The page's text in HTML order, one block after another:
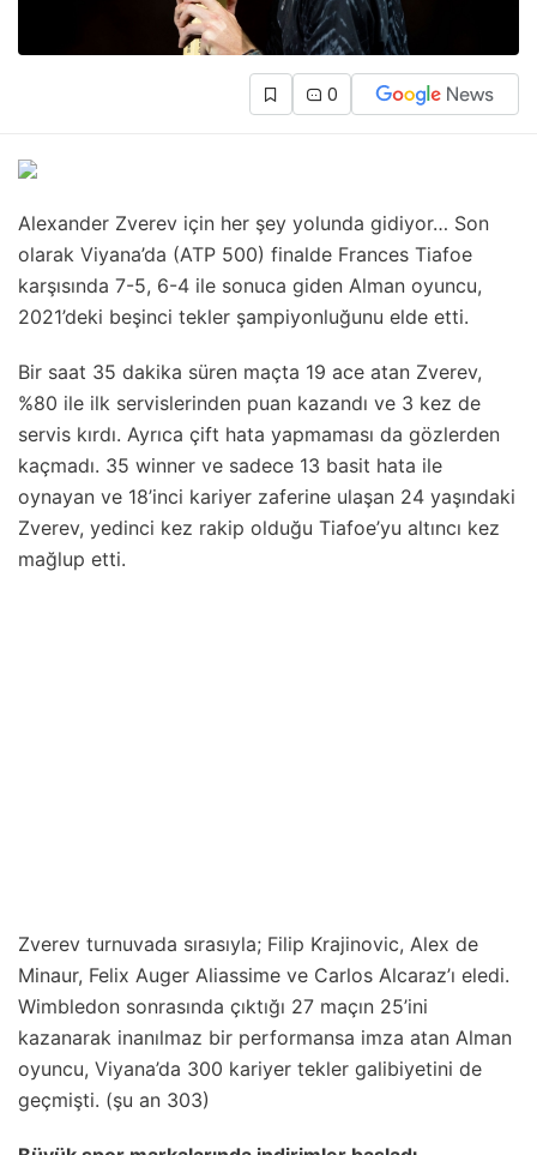
0
Alexander Zverev için her şey yolunda gidiyor… Son
olarak Viyana’da (ATP 500) finalde Frances Tiafoe
karşısında 7-5, 6-4 ile sonuca giden Alman oyuncu,
2021’deki beşinci tekler şampiyonluğunu elde etti.
Bir saat 35 dakika süren maçta 19 ace atan Zverev,
%80 ile ilk servislerinden puan kazandı ve 3 kez de
servis kırdı. Ayrıca çift hata yapmaması da gözlerden
kaçmadı. 35 winner ve sadece 13 basit hata ile
oynayan ve 18’inci kariyer zaferine ulaşan 24 yaşındaki
Zverev, yedinci kez rakip olduğu Tiafoe’yu altıncı kez
mağlup etti.
Zverev turnuvada sırasıyla; Filip Krajinovic, Alex de
Minaur, Felix Auger Aliassime ve Carlos Alcaraz’ı eledi.
Wimbledon sonrasında çıktığı 27 maçın 25’ini
kazanarak inanılmaz bir performansa imza atan Alman
oyuncu, Viyana’da 300 kariyer tekler galibiyetini de
geçmişti. (şu an 303)